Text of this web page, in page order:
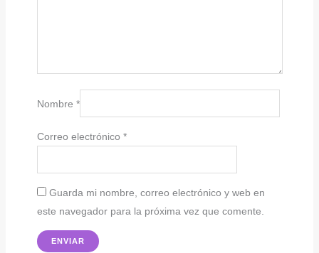
Nombre *
Correo electrónico *
Guarda mi nombre, correo electrónico y web en
este navegador para la próxima vez que comente.